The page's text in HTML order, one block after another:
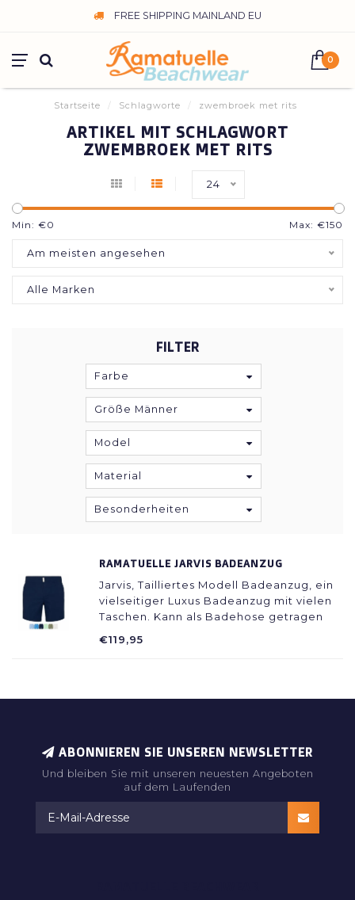
FREE SHIPPING MAINLAND EU
0
Startseite / Schlagworte / zwembroek met rits
ARTIKEL MIT SCHLAGWORT
ZWEMBROEK MET RITS
24
Min: €0 Max: €150
Am meisten angesehen
Alle Marken
FILTER
Farbe
Größe Männer
Model
Material
Besonderheiten
RAMATUELLE JARVIS BADEANZUG
Jarvis, Tailliertes Modell Badeanzug, ein
vielseitiger Luxus Badeanzug mit vielen
Taschen. Kann als Badehose getragen
gepflegten Shorts. So werden Sie mit
€119,95
ABONNIEREN SIE UNSEREN NEWSLETTER
Und bleiben Sie mit unseren neuesten Angeboten
auf dem Laufenden